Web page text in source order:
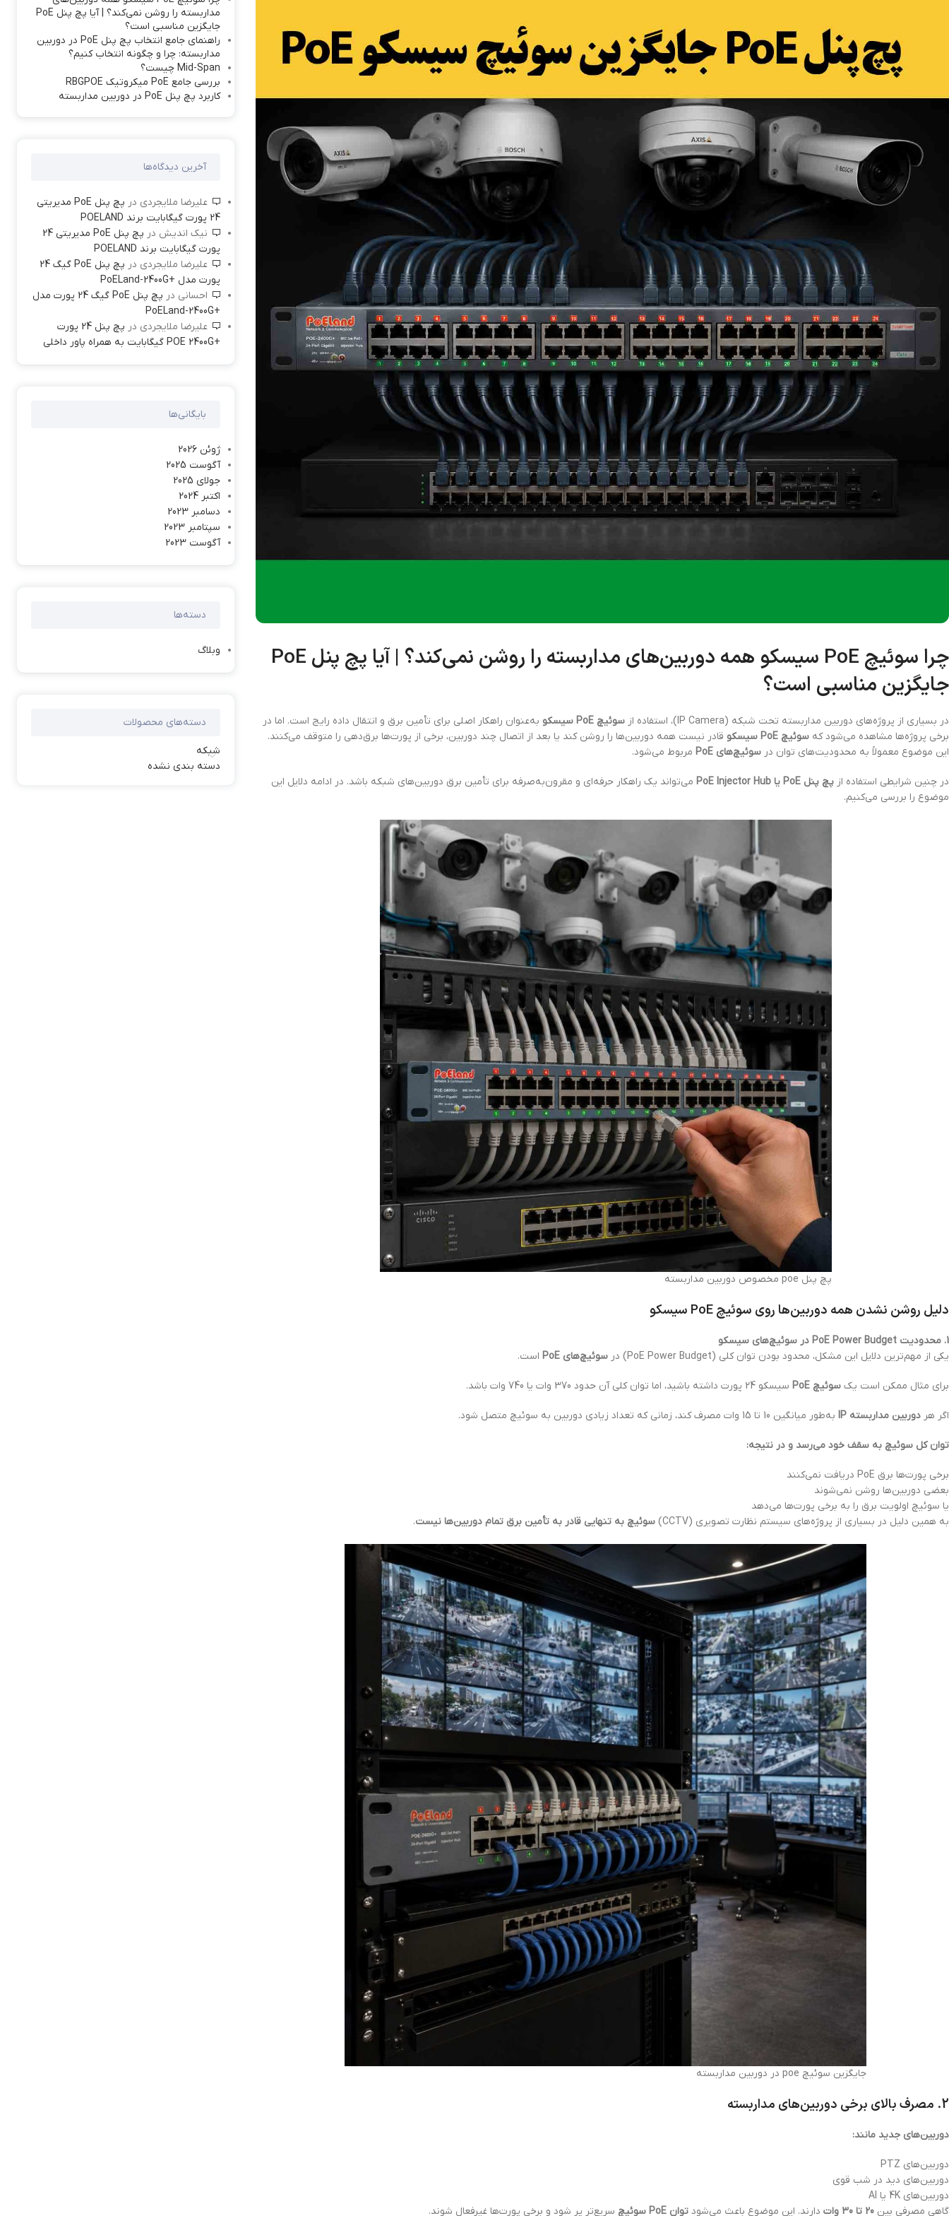
چرا سوئیچ PoE سیسکو همه دوربین‌های مداربسته را روشن نمی‌کند؟ | آیا پچ پنل PoE
جایگزین مناسبی است؟
در بسیاری از پروژه‌های دوربین مداربسته تحت شبکه (IP Camera)، استفاده از سوئیچ PoE سیسکو
به‌عنوان راهکار اصلی برای تأمین برق و انتقال داده رایج است. اما در
برخی پروژه‌ها مشاهده می‌شود که سوئیچ PoE سیسکو
قادر نیست همه دوربین‌ها را روشن کند یا بعد از اتصال چند دوربین، برخی از پورت‌ها برق‌دهی را متوقف می‌کنند.
این موضوع معمولاً به محدودیت‌های توان در سوئیچ‌های PoE مربوط می‌شود.
در چنین شرایطی استفاده از پچ پنل PoE یا PoE Injector Hub
می‌تواند یک راهکار حرفه‌ای و مقرون‌به‌صرفه برای تأمین برق دوربین‌های شبکه باشد. در ادامه دلایل این
موضوع را بررسی می‌کنیم.
پچ پنل poe مخصوص دوربین مداربسته
دلیل روشن نشدن همه دوربین‌ها روی سوئیچ PoE سیسکو
1. محدودیت PoE Power Budget در سوئیچ‌های سیسکو
یکی از مهم‌ترین دلایل این مشکل، محدود بودن توان کلی (PoE Power Budget) در
سوئیچ‌های PoE است.
برای مثال ممکن است یک سوئیچ PoE سیسکو 24 پورت داشته باشید، اما توان کلی آن حدود 370 وات یا 740 وات باشد.
اگر هر دوربین مداربسته IP به‌طور میانگین 10 تا 15 وات مصرف کند، زمانی که تعداد زیادی دوربین به سوئیچ متصل شود.
توان کل سوئیچ به سقف خود می‌رسد و در نتیجه:
برخی پورت‌ها برق PoE دریافت نمی‌کنند
بعضی دوربین‌ها روشن نمی‌شوند
یا سوئیچ اولویت برق را به برخی پورت‌ها می‌دهد
به همین دلیل در بسیاری از پروژه‌های سیستم نظارت تصویری (CCTV)
سوئیچ به تنهایی قادر به تأمین برق تمام دوربین‌ها نیست.
جایگزین سوئیچ poe در دوربین مداربسته
2. مصرف بالای برخی دوربین‌های مداربسته
دوربین‌های جدید مانند:
دوربین‌های PTZ
دوربین‌های دید در شب قوی
دوربین‌های 4K یا AI
گاهی مصرفی بین 20 تا 30 وات دارند. این موضوع باعث می‌شود توان PoE سوئیچ سریع‌تر پر شود و برخی پورت‌ها غیرفعال شوند.
مداربسته را روشن نمی‌کند؟ | آیا پچ پنل PoE
جایگزین مناسبی است؟
راهنمای جامع انتخاب پچ پنل PoE در دوربین
مداربسته: چرا و چگونه انتخاب کنیم؟
Mid-Span چیست؟
بررسی جامع PoE میکروتیک RBGPOE
کاربرد پچ پنل PoE در دوربین مداربسته
آخرین دیدگاه‌ها
علیرضا ملایجردی در
پچ پنل PoE مدیریتی
24 پورت گیگابایت برند POELAND
نیک اندیش در
پچ پنل PoE مدیریتی 24
پورت گیگابایت برند POELAND
علیرضا ملایجردی در
پچ پنل PoE گیگ 24
پورت مدل +PoELand-2400G
احسانی در
پچ پنل PoE گیگ 24 پورت مدل
+PoELand-2400G
علیرضا ملایجردی در
پچ پنل 24 پورت
+POE 2400G گیگابایت به همراه پاور داخلی
بایگانی‌ها
ژوئن 2026
آگوست 2025
جولای 2025
اکتبر 2024
دسامبر 2023
سپتامبر 2023
آگوست 2023
دسته‌ها
وبلاگ
دسته‌های محصولات
شبکه
دسته بندی نشده